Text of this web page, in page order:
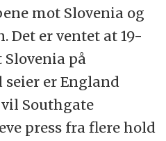
mot Slovenia og
Det er ventet at 19-
på
seier er England
Southgate
press fra flere hold